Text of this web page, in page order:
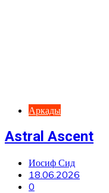
Аркады
Astral Ascent
Иосиф Сид
18.06.2026
0